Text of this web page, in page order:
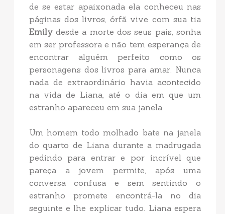
de se estar apaixonada ela conheceu nas
páginas dos livros, órfã vive com sua tia
Emilydesde a morte dos seus pais, sonha
em ser professora e não tem esperança de
encontrar alguém perfeito como os
personagens dos livros para amar. Nunca
nada de extraordinário havia acontecido
na vida de Liana, até o dia em que um
estranho apareceu em sua janela.
Um homem todo molhado bate na janela
do quarto de Liana durante a madrugada
pedindo para entrar e por incrível que
pareça a jovem permite, após uma
conversa confusa e sem sentindo o
estranho promete encontrá-la no dia
seguinte e lhe explicar tudo. Liana espera